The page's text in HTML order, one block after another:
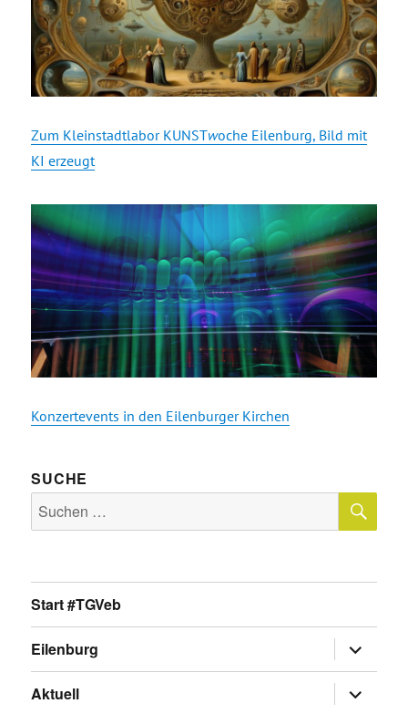
Zum Kleinstadtlabor KUNSTwoche Eilenburg, Bild mit
KI erzeugt
Konzertevents in den Eilenburger Kirchen
SUCHE
Suche
nach:
Start #TGVeb
Eilenburg
anzeigen
Aktuell
anzeigen